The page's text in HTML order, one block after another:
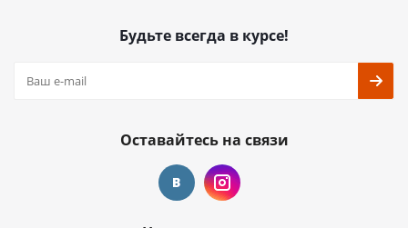
Будьте всегда в курсе!
Оставайтесь на связи